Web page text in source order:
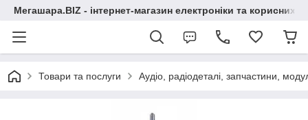
Мегашара.BIZ - інтернет-магазин електроніки та корисних
Товари та послуги Аудіо, радіодеталі, запчастини,